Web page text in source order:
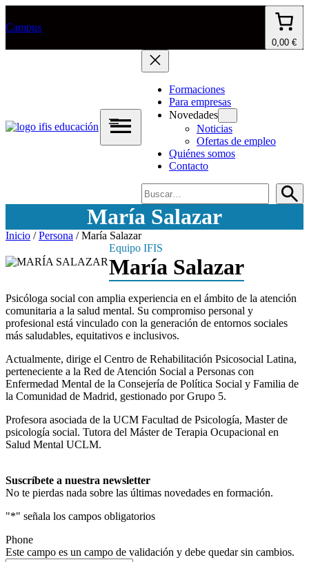
al
contenido
Campus
0,00 €
Formaciones
Para empresas
Novedades
Noticias
Ofertas de empleo
Quiénes somos
Contacto
Buscar
María Salazar
Inicio /Persona / María Salazar
Equipo IFIS
María Salazar
Psicóloga social con amplia experiencia en el ámbito de la atención
comunitaria a la salud mental. Su compromiso personal y
profesional está vinculado con la generación de entornos sociales
más saludables, equitativos e inclusivos.
Actualmente, dirige el Centro de Rehabilitación Psicosocial Latina,
perteneciente a la Red de Atención Social a Personas con
Enfermedad Mental de la Consejería de Política Social y Familia de
la Comunidad de Madrid, gestionado por Grupo 5.
Profesora asociada de la UCM Facultad de Psicología, Master de
psicología social. Tutora del Máster de Terapia Ocupacional en
Salud Mental UCLM.
Suscríbete a nuestra newsletter
No te pierdas nada sobre las últimas novedades en formación.
"*" señala los campos obligatorios
Phone
Este campo es un campo de validación y debe quedar sin cambios.